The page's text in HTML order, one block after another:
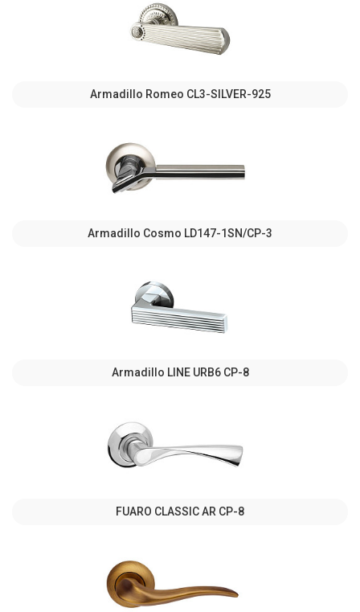
Armadillo Romeo CL3-SILVER-925
Armadillo Cosmo LD147-1SN/CP-3
Armadillo LINE URB6 CP-8
FUARO CLASSIC AR CP-8